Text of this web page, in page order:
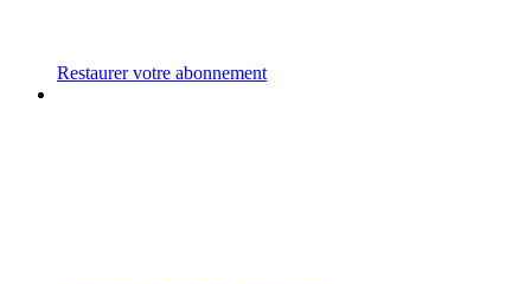
Restaurer votre abonnement